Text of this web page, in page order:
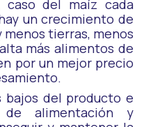
caso del maíz cada
un crecimiento de
menos tierras, menos
más alimentos de
por un mejor precio
bajos del producto e
alimentación y